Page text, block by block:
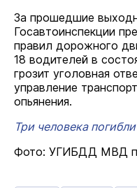
За прошедшие
Госавтоинспекции
правил дорожного
18 водителей в
грозит уголовная
управление
опьянения.
Три человека
Фото: УГИБДД МВД